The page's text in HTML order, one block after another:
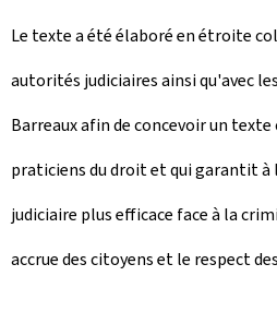
Le texte a été élaboré en étroite
autorités judiciaires ainsi qu'avec
Barreaux afin de concevoir un texte
praticiens du droit et qui garantit à
judiciaire plus efficace face à la
accrue des citoyens et le respect